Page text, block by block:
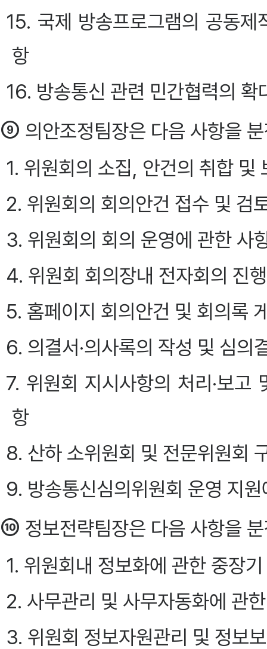
15. 국제 방송프로그램의 공동
항
16. 방송통신 관련 민간협력의 확
⑨ 의안조정팀장은 다음 사항을
1. 위원회의 소집, 안건의 취합 및
2. 위원회의 회의안건 접수 및 검
3. 위원회의 회의 운영에 관한 사
4. 위원회 회의장내 전자회의 진
5. 홈페이지 회의안건 및 회의록
6. 의결서·의사록의 작성 및 심의
7. 위원회 지시사항의 처리·보고
항
8. 산하 소위원회 및 전문위원회
9. 방송통신심의위원회 운영 지
⑩ 정보전략팀장은 다음 사항을
1. 위원회내 정보화에 관한 중장
2. 사무관리 및 사무자동화에 관
3. 위원회 정보자원관리 및 정보